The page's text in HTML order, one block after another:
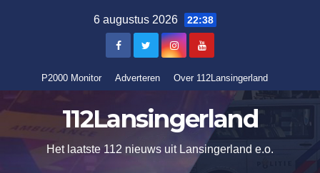
6 augustus 2026 22:38
P2000 Monitor Adverteren Over 112Lansingerland
112Lansingerland
Het laatste 112 nieuws uit Lansingerland e.o.